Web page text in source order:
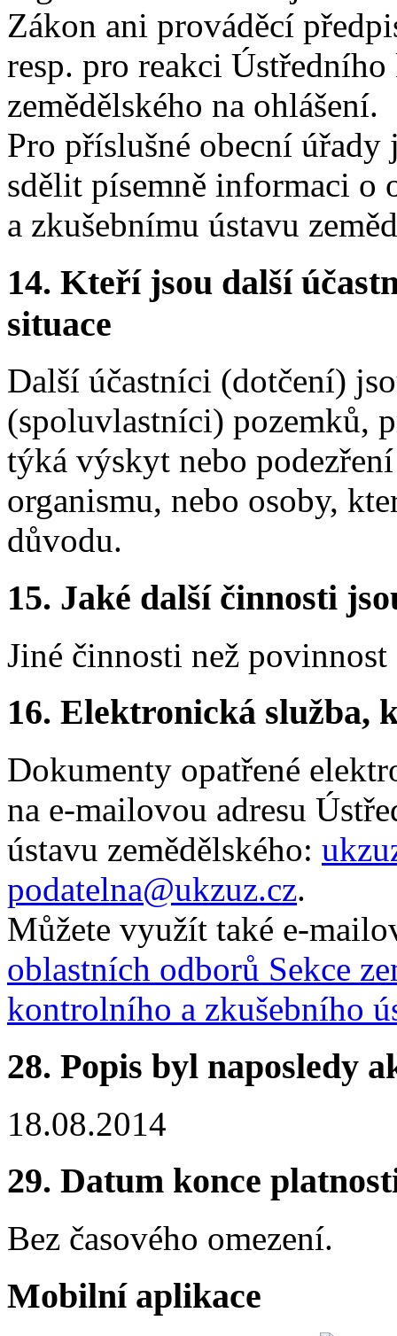
Zákon ani prováděcí
resp. pro reakci
zemědělského na ohlášení.
Pro příslušné obecní úřady
sdělit písemně informaci o
a zkušebnímu ústavu
14. Kteří jsou další
situace
Další účastníci (dotčení)
(spoluvlastníci) pozemků,
týká výskyt nebo
organismu, nebo osoby,
důvodu.
15. Jaké další činnosti
Jiné činnosti než
16. Elektronická služba,
Dokumenty opatřené
na e-mailovou adresu
ústavu zemědělského:
podatelna@ukzuz.cz.
Můžete využít také e-
oblastních odborů Sekce
kontrolního a zkušebního
28. Popis byl naposledy
18.08.2014
29. Datum konce
Bez časového omezení.
Mobilní aplikace